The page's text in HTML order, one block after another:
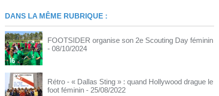
DANS LA MÊME RUBRIQUE :
FOOTSIDER organise son 2e Scouting Day féminin
- 08/10/2024
Rétro - « Dallas Sting » : quand Hollywood drague le
foot féminin - 25/08/2022